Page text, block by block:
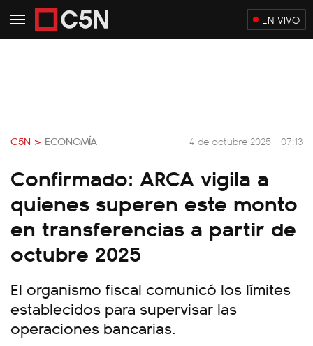
EN VIVO
C5N > ECONOMÍA 4 de octubre 2025 - 07:13
Confirmado: ARCA vigila a
quienes superen este monto
en transferencias a partir de
octubre 2025
El organismo fiscal comunicó los límites
establecidos para supervisar las
operaciones bancarias.